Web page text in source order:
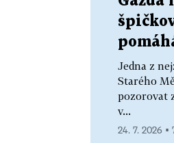
Jedna z
Starého
pozorovat
v...
24. 7. 2026 ▪